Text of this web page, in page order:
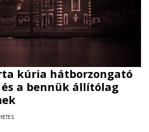
kúria hátborzongató
a bennük állítólag